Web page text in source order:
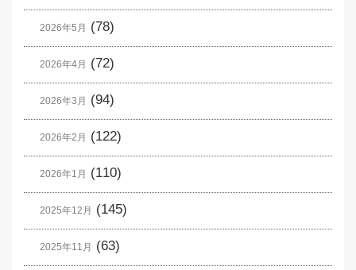
2026年5月 (78)
2026年4月 (72)
2026年3月 (94)
2026年2月 (122)
2026年1月 (110)
2025年12月 (145)
2025年11月 (63)